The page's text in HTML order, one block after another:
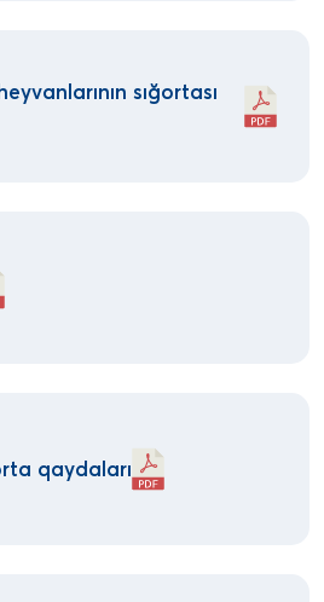
sığortası
qaydaları